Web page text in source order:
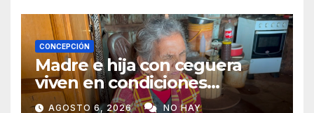
CONCEPCIÓN
Madre e hija con ceguera
viven en condiciones
precarias y vecinos impulsan
AGOSTO 6, 2026 NO HAY